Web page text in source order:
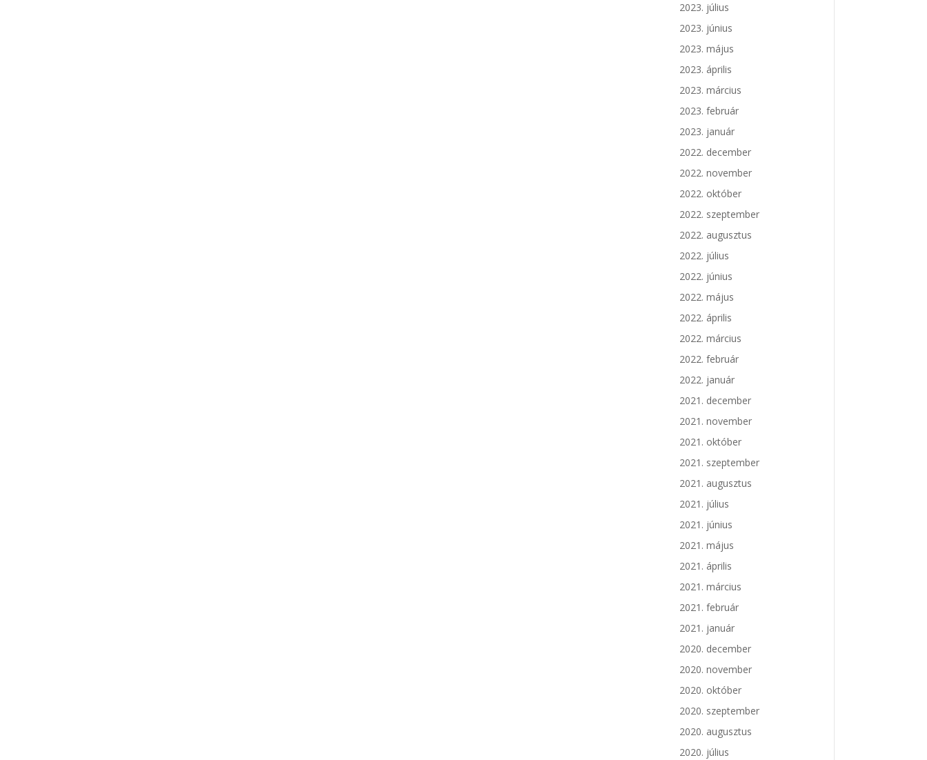
2023. július
2023. június
2023. május
2023. április
2023. március
2023. február
2023. január
2022. december
2022. november
2022. október
2022. szeptember
2022. augusztus
2022. július
2022. június
2022. május
2022. április
2022. március
2022. február
2022. január
2021. december
2021. november
2021. október
2021. szeptember
2021. augusztus
2021. július
2021. június
2021. május
2021. április
2021. március
2021. február
2021. január
2020. december
2020. november
2020. október
2020. szeptember
2020. augusztus
2020. július